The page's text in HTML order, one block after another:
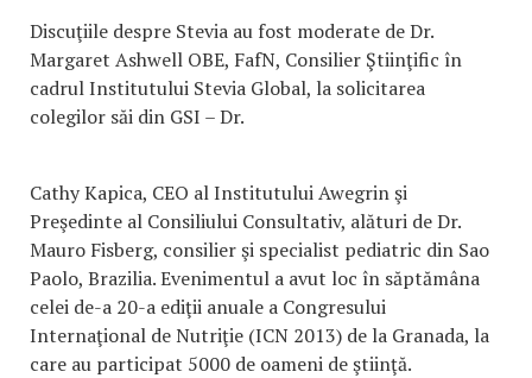
Discuţiile despre Stevia au fost moderate de Dr.
Margaret Ashwell OBE, FafN, Consilier Ştiinţific în
cadrul Institutului Stevia Global, la solicitarea
colegilor săi din GSI – Dr.
Cathy Kapica, CEO al Institutului Awegrin şi
Preşedinte al Consiliului Consultativ, alături de Dr.
Mauro Fisberg, consilier şi specialist pediatric din Sao
Paolo, Brazilia. Evenimentul a avut loc în săptămâna
celei de-a 20-a ediţii anuale a Congresului
Internaţional de Nutriţie (ICN 2013) de la Granada, la
care au participat 5000 de oameni de ştiinţă.